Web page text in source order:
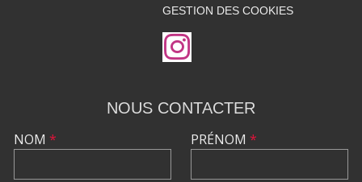
GESTION DES COOKIES
NOUS CONTACTER
NOM * PRÉNOM *